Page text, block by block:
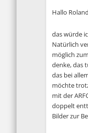
Hallo
das würde
Natürlich
möglich
denke, das
das bei
möchte
mit der
doppelt
Bilder zur